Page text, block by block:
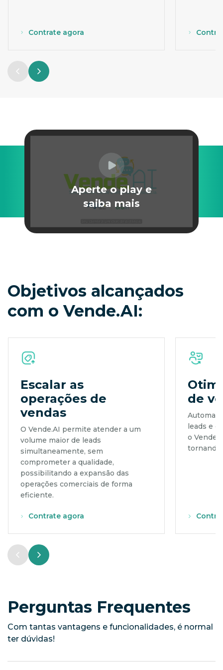
Contrate agora
Aperte o play e
saiba mais
Objetivos alcançados
com o Vende.AI:
Escalar as
operações de
vendas
O Vende.AI permite atender a um
volume maior de leads
simultaneamente, sem
comprometer a qualidade,
possibilitando a expansão das
operações comerciais de forma
eficiente.
Contrate agora
de
leads e
o
Perguntas Frequentes
Com tantas vantagens e funcionalidades, é normal
ter dúvidas!